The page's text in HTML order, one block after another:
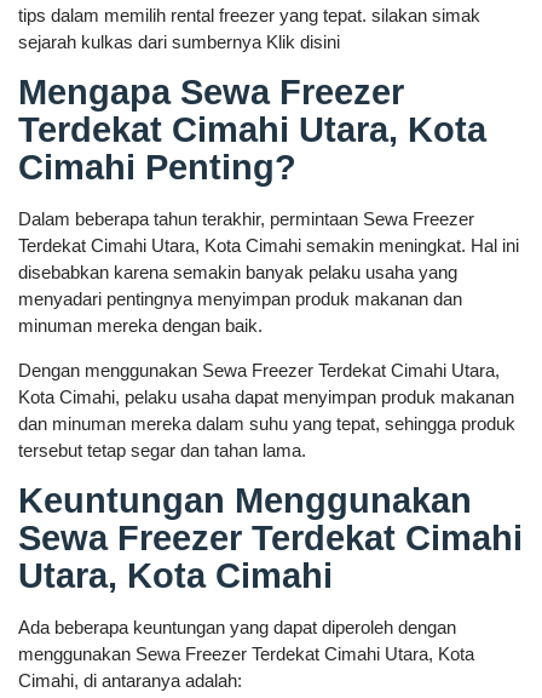
tips dalam memilih rental freezer yang tepat. silakan simak
sejarah kulkas dari sumbernya Klik disini
Mengapa Sewa Freezer
Terdekat Cimahi Utara, Kota
Cimahi Penting?
Dalam beberapa tahun terakhir, permintaan Sewa Freezer
Terdekat Cimahi Utara, Kota Cimahi semakin meningkat. Hal ini
disebabkan karena semakin banyak pelaku usaha yang
menyadari pentingnya menyimpan produk makanan dan
minuman mereka dengan baik.
Dengan menggunakan Sewa Freezer Terdekat Cimahi Utara,
Kota Cimahi, pelaku usaha dapat menyimpan produk makanan
dan minuman mereka dalam suhu yang tepat, sehingga produk
tersebut tetap segar dan tahan lama.
Keuntungan Menggunakan
Sewa Freezer Terdekat Cimahi
Utara, Kota Cimahi
Ada beberapa keuntungan yang dapat diperoleh dengan
menggunakan Sewa Freezer Terdekat Cimahi Utara, Kota
Cimahi, di antaranya adalah: